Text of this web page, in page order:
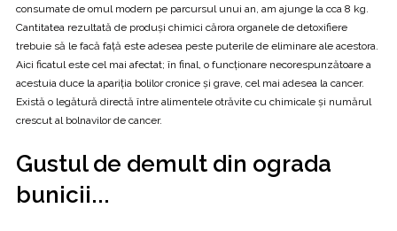
consumate de omul modern pe parcursul unui an, am ajunge la cca 8 kg.
Cantitatea rezultată de produşi chimici cărora organele de detoxifiere
trebuie să le facă faţă este adesea peste puterile de eliminare ale acestora.
Aici ficatul este cel mai afectat; în final, o funcţionare necorespunzătoare a
acestuia duce la apariţia bolilor cronice şi grave, cel mai adesea la cancer.
Există o legătură directă între alimentele otrăvite cu chimicale şi numărul
crescut al bolnavilor de cancer.
Gustul de demult din ograda
bunicii...